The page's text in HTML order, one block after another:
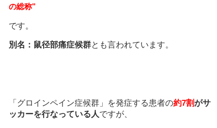
の総称"
です。
別名：鼠径部痛症候群とも言われています。
「グロインペイン症候群」を発症する患者の約7割がサ
ッカーを行なっている人ですが、